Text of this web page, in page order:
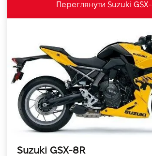
Переглянути Suzuki
Suzuki GSX-8R